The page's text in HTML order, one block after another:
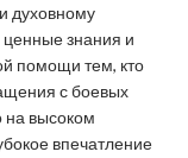
духовному
знания и
помощи тем, кто
с боевых
высоком
впечатление